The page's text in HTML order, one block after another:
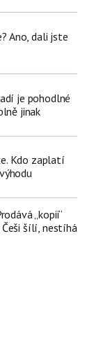
Ano, dali jste
je pohodlné
jinak
Kdo zaplatí
„kopii“
šílí, nestíhá